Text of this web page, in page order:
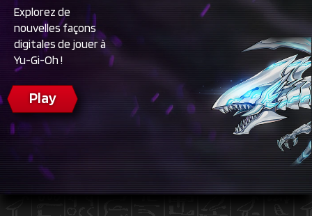
Explorez de
nouvelles façons
digitales de jouer à
Yu-Gi-Oh !
Play